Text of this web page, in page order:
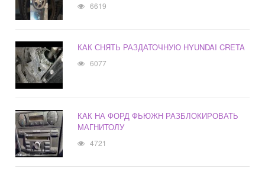
6619
КАК СНЯТЬ РАЗДАТОЧНУЮ HYUNDAI CRETA
6077
КАК НА ФОРД ФЬЮЖН РАЗБЛОКИРОВАТЬ
МАГНИТОЛУ
4721